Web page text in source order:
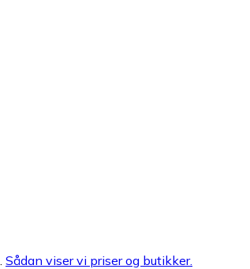
Sådan viser vi priser og butikker.